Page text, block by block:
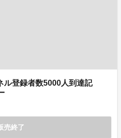
ル登録者数5000人到達記
売終了